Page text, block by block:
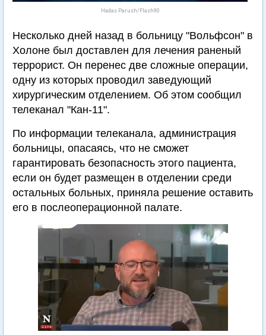
Hadas Parush/Flash90
Несколько дней назад в больницу "Вольфсон" в
Холоне был доставлен для лечения раненый
террорист. Он перенес две сложные операции,
одну из которых проводил заведующий
хирургическим отделением. Об этом сообщил
телеканал "Кан-11".
По информации телеканала, администрация
больницы, опасаясь, что не сможет
гарантировать безопасность этого пациента,
если он будет размещен в отделении среди
остальных больных, приняла решение оставить
его в послеоперационной палате.